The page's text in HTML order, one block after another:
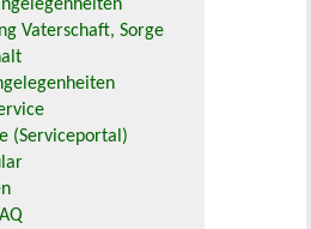
Vaterschaft, Sorge
(Serviceportal)